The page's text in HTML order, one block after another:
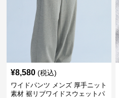
¥8,580 (税込)
ワイドパンツ メンズ 厚手ニット
素材 裾リブワイドスウェットパ